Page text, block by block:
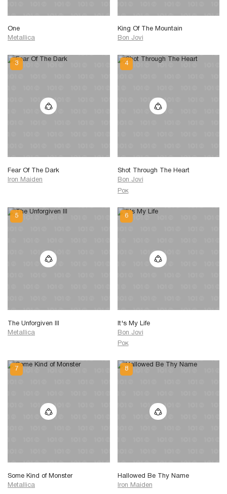
One
Metallica
King Of The Mountain
Bon Jovi
Fear Of The Dark
Iron Maiden
Shot Through The Heart
Bon Jovi
Рок
The Unforgiven III
Metallica
It's My Life
Bon Jovi
Рок
Some Kind of Monster
Metallica
Hallowed Be Thy Name
Iron Maiden